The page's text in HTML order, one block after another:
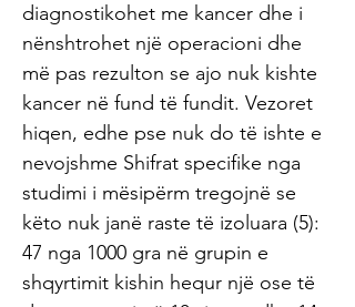
diagnostikohet me kancer dhe i
nënshtrohet një operacioni dhe
më pas rezulton se ajo nuk kishte
kancer në fund të fundit. Vezoret
hiqen, edhe pse nuk do të ishte e
nevojshme Shifrat specifike nga
studimi i mësipërm tregojnë se
këto nuk janë raste të izoluara (5):
47 nga 1000 gra në grupin e
shqyrtimit kishin hequr një ose të